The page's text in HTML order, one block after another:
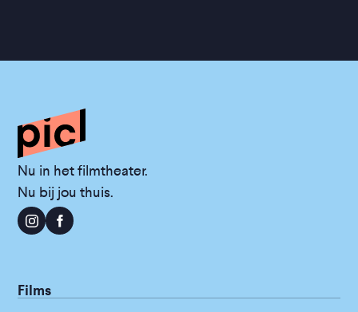
Nu in het filmtheater.
Nu bij jou thuis.
Films